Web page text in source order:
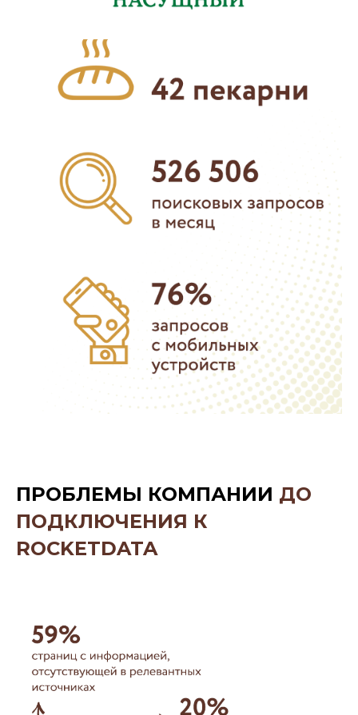
ПРОБЛЕМЫ КОМПАНИИ ДО
ПОДКЛЮЧЕНИЯ К
ROCKETDATA